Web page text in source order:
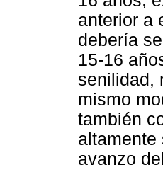
anterior a
debería
15-16
senilidad,
mismo
también
altamente
avanzo